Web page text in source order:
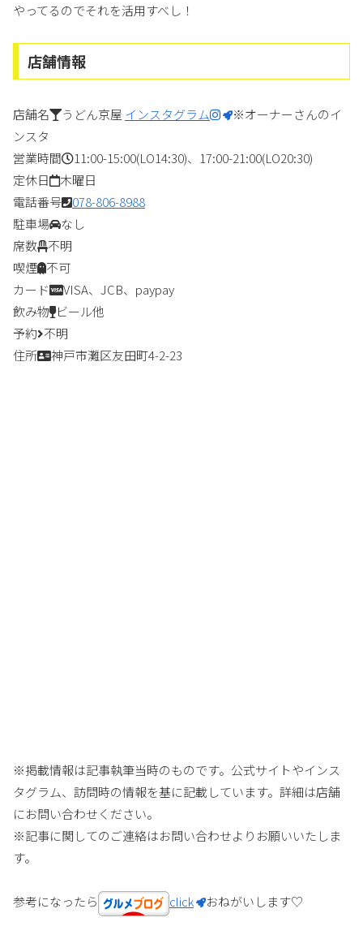
やってるのでそれを活用すべし！
店舗情報
店舗名 うどん京屋 インスタグラム
※オーナーさんのイ
ンスタ
営業時間
11:00-15:00(LO14:30)、17:00-21:00(LO20:30)
定休日
木曜日
電話番号
078-806-8988
駐車場
なし
席数
不明
喫煙 不可
カード
VISA、JCB、paypay
飲み物 ビール他
予約 不明
住所
神戸市灘区友田町4-2-23
※掲載情報は記事執筆当時のものです。公式サイトやインス
タグラム、訪問時の情報を基に記載しています。詳細は店舗
にお問い合わせください。
※記事に関してのご連絡はお問い合わせよりお願いいたしま
す。
参考になったら click おねがいします♡